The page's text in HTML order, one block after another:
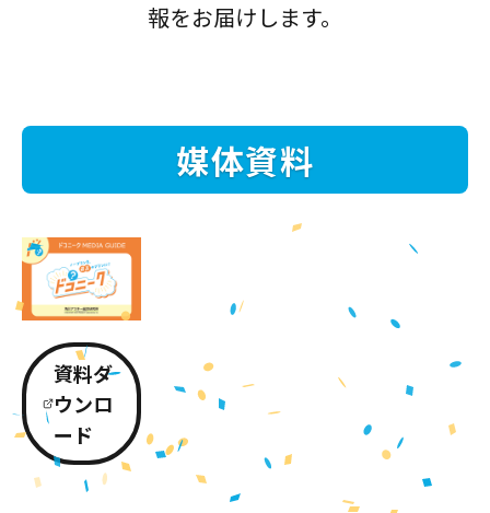
報をお届けします。
媒体資料
資料ダ
ウンロ
ード